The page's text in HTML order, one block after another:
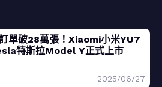
單破28萬張！Xiaomi小米YU7
特斯拉Model Y正式上市
2025/06/27